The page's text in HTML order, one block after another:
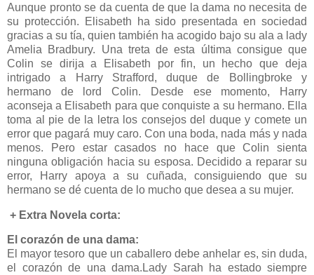
Aunque pronto se da cuenta de que la dama no necesita de
su protección. Elisabeth ha sido presentada en sociedad
gracias a su tía, quien también ha acogido bajo su ala a lady
Amelia Bradbury. Una treta de esta última consigue que
Colin se dirija a Elisabeth por fin, un hecho que deja
intrigado a Harry Strafford, duque de Bollingbroke y
hermano de lord Colin. Desde ese momento, Harry
aconseja a Elisabeth para que conquiste a su hermano. Ella
toma al pie de la letra los consejos del duque y comete un
error que pagará muy caro. Con una boda, nada más y nada
menos. Pero estar casados no hace que Colin sienta
ninguna obligación hacia su esposa. Decidido a reparar su
error, Harry apoya a su cuñada, consiguiendo que su
hermano se dé cuenta de lo mucho que desea a su mujer.
+ Extra Novela corta:
El corazón de una dama:
El mayor tesoro que un caballero debe anhelar es, sin duda,
el corazón de una dama.Lady Sarah ha estado siempre